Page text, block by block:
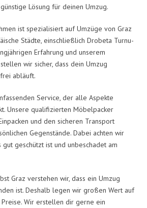
Lösung für deinen Umzug.
ist spezialisiert auf Umzüge von Graz
Städte, einschließlich Drobeta Turnu-
Erfahrung und unserem
wir sicher, dass dein Umzug
abläuft.
Service, der alle Aspekte
Unsere qualifizierten Möbelpacker
und den sicheren Transport
Gegenstände. Dabei achten wir
geschützt ist und unbeschadet am
Graz verstehen wir, dass ein Umzug
ist. Deshalb legen wir großen Wert auf
Wir erstellen dir gerne ein